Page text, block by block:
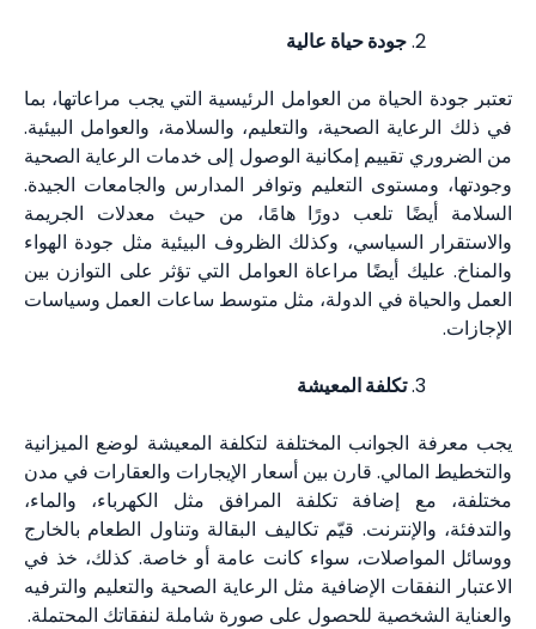
جودة حياة عالية
تعتبر جودة الحياة من العوامل الرئيسية التي يجب مراعاتها، بما
في ذلك الرعاية الصحية، والتعليم، والسلامة، والعوامل البيئية.
من الضروري تقييم إمكانية الوصول إلى خدمات الرعاية الصحية
وجودتها، ومستوى التعليم وتوافر المدارس والجامعات الجيدة.
السلامة أيضًا تلعب دورًا هامًا، من حيث معدلات الجريمة
والاستقرار السياسي، وكذلك الظروف البيئية مثل جودة الهواء
والمناخ. عليك أيضًا مراعاة العوامل التي تؤثر على التوازن بين
العمل والحياة في الدولة، مثل متوسط ساعات العمل وسياسات
الإجازات.
تكلفة المعيشة
يجب معرفة الجوانب المختلفة لتكلفة المعيشة لوضع الميزانية
والتخطيط المالي. قارن بين أسعار الإيجارات والعقارات في مدن
مختلفة، مع إضافة تكلفة المرافق مثل الكهرباء، والماء،
والتدفئة، والإنترنت. قيّم تكاليف البقالة وتناول الطعام بالخارج
ووسائل المواصلات، سواء كانت عامة أو خاصة. كذلك، خذ في
الاعتبار النفقات الإضافية مثل الرعاية الصحية والتعليم والترفيه
والعناية الشخصية للحصول على صورة شاملة لنفقاتك المحتملة.